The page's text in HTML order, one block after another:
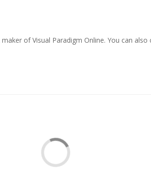
of Visual Paradigm Online. You can